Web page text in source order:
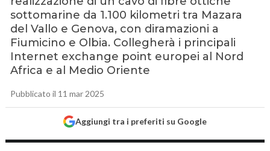
sottomarine da 1.100 kilometri tra Mazara
del Vallo e Genova, con diramazioni a
Fiumicino e Olbia. Collegherà i principali
Internet exchange point europei al Nord
Africa e al Medio Oriente
Pubblicato il 11 mar 2025
Aggiungi tra i preferiti su Google